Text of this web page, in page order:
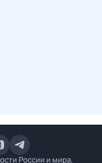
России и мира,